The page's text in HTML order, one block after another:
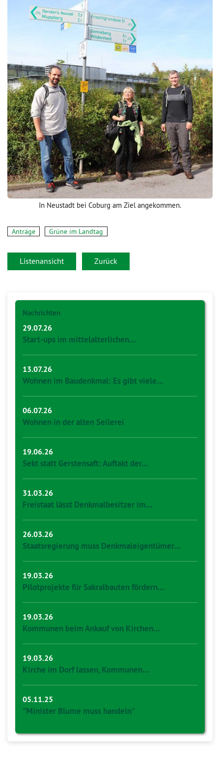
In Neustadt bei Coburg am Ziel angekommen.
Anträge Grüne im Landtag
Listenansicht Zurück
Nachrichten
29.07.26
Start-ups im mittelalterlichen…
13.07.26
Wohnen im Baudenkmal: Es gibt viele…
06.07.26
Wohnen in der alten Seilerei
19.06.26
Sekt statt Gerstensaft: Auftakt der…
31.03.26
Freistaat lässt Denkmalbesitzer im…
26.03.26
Staatsregierung muss Denkmaleigentümer…
19.03.26
Pilotprojekte für Sakralbauten fördern…
19.03.26
Kommunen beim Ankauf von Kirchen…
19.03.26
Kirche im Dorf lassen, Kommunen…
05.11.25
"Minister Blume muss handeln"